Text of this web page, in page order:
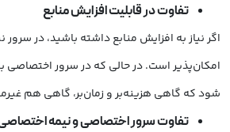
تفاوت در قابلیت افزایش منابع
اگر نیاز به افزایش منابع داشته باشید، در
امکان‌پذیر است. در حالی که در سرور اختصاصی
شود که گاهی هزینه‌بر و زمان‌بر، گاهی هم
تفاوت سرور اختصاصی و نیمه